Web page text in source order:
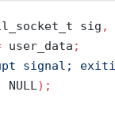
sig ,
user_data ;
signal;
NULL);